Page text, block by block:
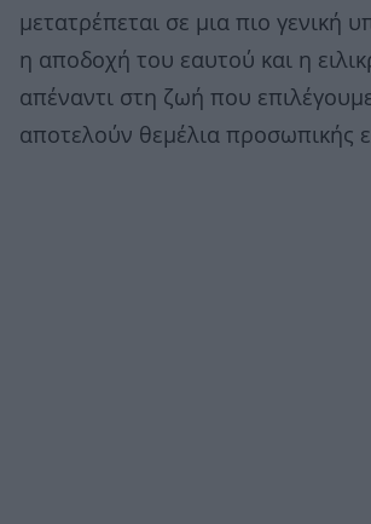
μετατρέπεται σε μια πιο γενική
η αποδοχή του εαυτού και η
απέναντι στη ζωή που
αποτελούν θεμέλια προσωπικής